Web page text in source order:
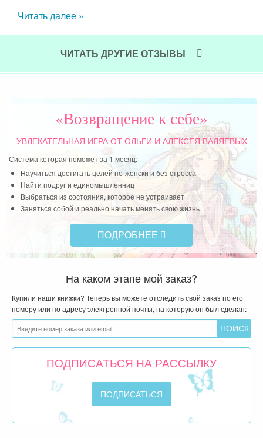
и
Читать далее »
не
ЧИТАТЬ ДРУГИЕ ОТЗЫВЫ
«Возвращение к себе»
УВЛЕКАТЕЛЬНАЯ ИГРАОТ ОЛЬГИ И АЛЕКСЕЯ ВАЛЯЕВЫХ
Система которая поможет за 1 месяц:
Научиться достигать целей по-женски и без стресса
Найти подруг и единомышленниц
Выбраться из состояния, которое не устраивает
Заняться собой и реально начать менять свою жизнь
ПОДРОБНЕЕ
На каком этапе мой заказ?
Купили наши книжки? Теперь вы можете отследить свой заказ по его
номеру или по адресу электронной почты, на которую он был сделан:
ПОДПИСАТЬСЯ НА РАССЫЛКУ